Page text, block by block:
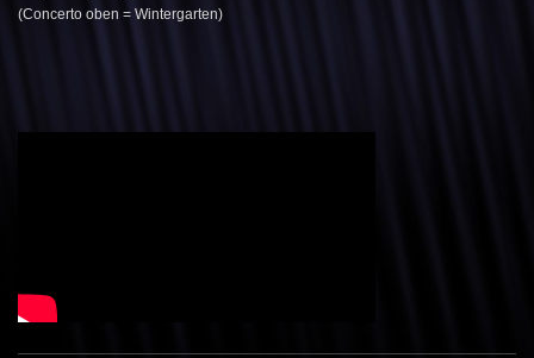
(Concerto oben = Wintergarten)